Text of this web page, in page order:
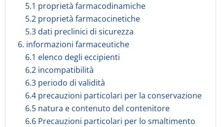
5.1 proprietà farmacodinamiche
5.2 proprietà farmacocinetiche
5.3 dati preclinici di sicurezza
6. informazioni farmaceutiche
6.1 elenco degli eccipienti
6.2 incompatibilità
6.3 periodo di validità
6.4 precauzioni particolari per la conservazione
6.5 natura e contenuto del contenitore
6.6 Precauzioni particolari per lo smaltimento